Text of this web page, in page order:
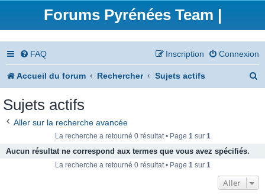
Forums Pyrénées Team |
FAQ Connexion
Inscription
Accueil du forum Rechercher Sujets actifs
Sujets actifs
Aller sur la recherche avancée
La recherche a retourné 0 résultat • Page 1sur 1
Aucun résultat ne correspond aux termes que vous avez spécifiés.
La recherche a retourné 0 résultat • Page 1sur 1
Aller